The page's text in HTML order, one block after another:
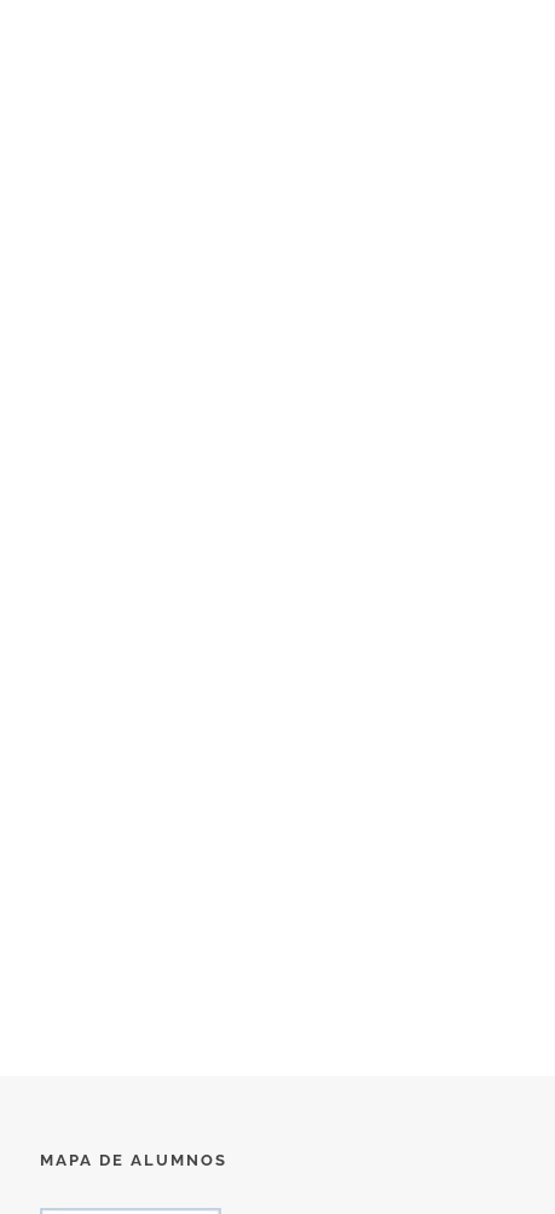
MAPA DE ALUMNOS